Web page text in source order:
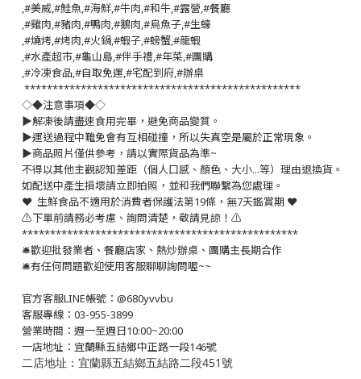
,#美威,#鮭魚,#海鮮,#牛肉,#和牛,#露營,#餐廳
,#雞肉,#豬肉,#鴨肉,#鵝肉,#烏魚子,#生蠔
,#燒烤,#烤肉,#火鍋,#蝦子,#螃蟹,#龍蝦
,#水產超市,#龜山島,#伴手禮,#年菜,#團購
,#冷凍食品,#自取免運,#宅配到府,#辦桌
*************************************************
◇◆注意事項◆◇
▶️解凍後請盡速食用完畢，避免商品變質。
▶️運送過程中難免會有互相碰撞，所以失真空是屬於正常現象。
▶️商品照片僅供參考，請以實際貨品為準~
不得以其他主觀認知差距（個人口感、顏色、大小...等）理由退換貨。
如配送中產生損壞請立即拍照，並和我們聯繫為您處理。
❤️ 生鮮食品不適用於消費者保護法第19條，無7天鑑賞期 ❤️
⚠️下單前請務必考慮、詢問清楚，敬請見諒！⚠️
*************************************************
🛎歡迎批發業者、餐廳店家、熱炒辦桌、團購主長期合作
🛎有任何問題歡迎使用客服聊聊詢問喔~~
官方客服LINE帳號：@680yvvbu
客服專線：03-955-3899
營業時間：週一至週日10:00~20:00
一店地址：宜蘭縣五結鄉中正路一段146號
二店地址：宜蘭縣五結鄉五結路二段451號